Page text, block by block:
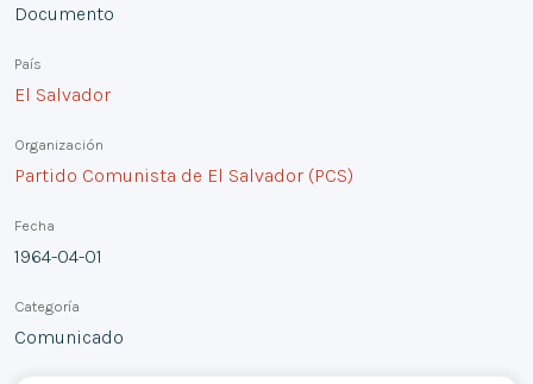
Documento
País
El Salvador
Organización
Partido Comunista de El Salvador (PCS)
Fecha
1964-04-01
Categoría
Comunicado